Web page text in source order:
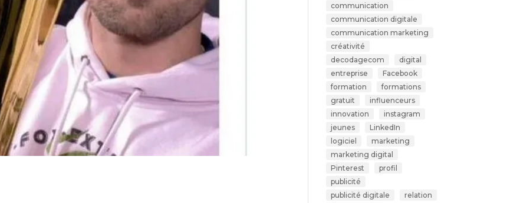
communication
communication digitale
communication marketing
créativité
decodagecom
digital
entreprise
Facebook
formation
formations
gratuit
influenceurs
innovation
instagram
jeunes
LinkedIn
logiciel
marketing
marketing digital
Pinterest
profil
publicité
publicité digitale
relation